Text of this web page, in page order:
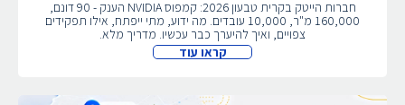
חברות הייטק בקרית טבעון 2026: קמפוס NVIDIA הענק - 90 דונם,
160,000 מ"ר, 10,000 עובדים. מה ידוע, מתי ייפתח, אילו תפקידים
צפויים, ואיך להיערך כבר עכשיו. מדריך מלא.
קראו עוד